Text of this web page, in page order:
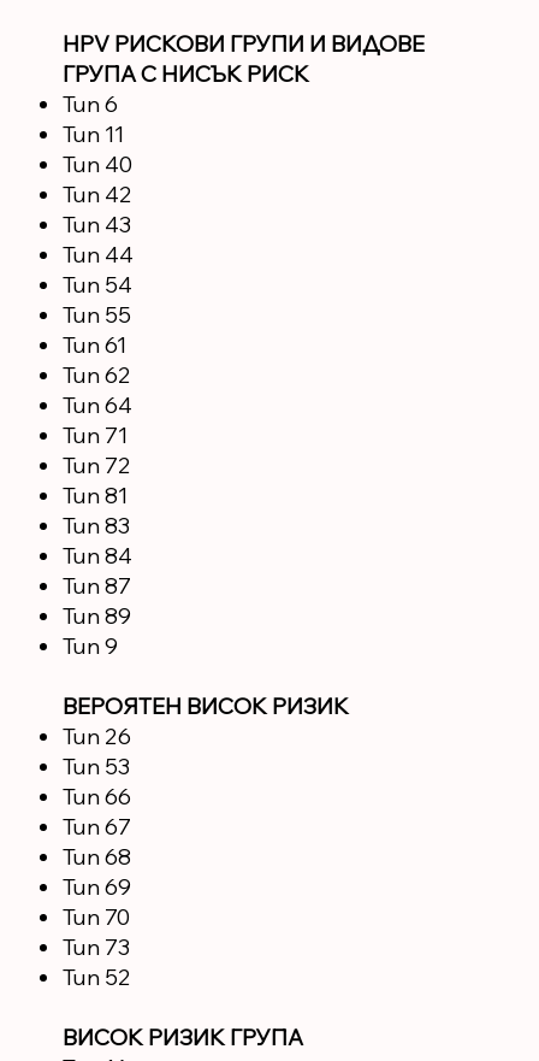
HPV РИСКОВИ ГРУПИ И ВИДОВЕ
ГРУПА С НИСЪК РИСК
Тип 6
Тип 11
Тип 40
Тип 42
Тип 43
Тип 44
Тип 54
Тип 55
Тип 61
Тип 62
Тип 64
Тип 71
Тип 72
Тип 81
Тип 83
Тип 84
Тип 87
Тип 89
Тип 9
ВЕРОЯТЕН ВИСОК РИЗИК
Тип 26
Тип 53
Тип 66
Тип 67
Тип 68
Тип 69
Тип 70
Тип 73
Тип 52
ВИСОК РИЗИК ГРУПА